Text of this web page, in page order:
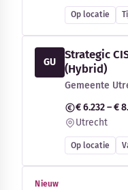
Op locatie
GU
Strategic
(Hybrid)
Gemeente
€ 6.232 – €
Utrecht
Op locatie
Nieuw